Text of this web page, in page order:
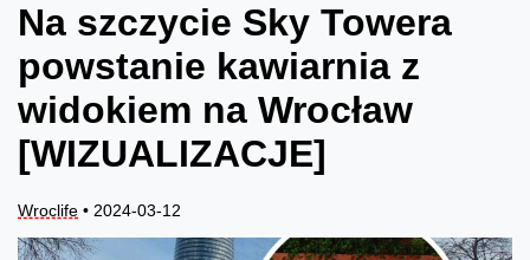
Na szczycie Sky Towera
powstanie kawiarnia z
widokiem na Wrocław
[WIZUALIZACJE]
Wroclife • 2024-03-12